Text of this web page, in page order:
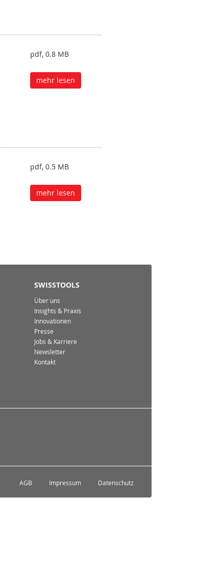
pdf, 0.8 MB
mehr lesen
pdf, 0.5 MB
mehr lesen
SWISSTOOLS
Über uns
Insights & Praxis
Innovationen
Presse
Jobs & Karriere
Newsletter
Kontakt
AGB Impressum Datenschutz